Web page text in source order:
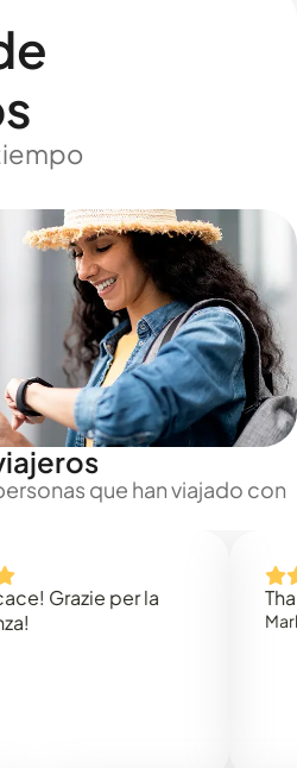
que han viajado con
per la
Thank
Mark N.